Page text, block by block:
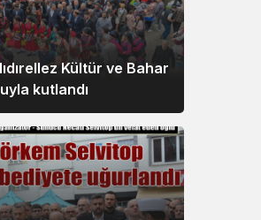
Kültür ve Bahar
kutlandı